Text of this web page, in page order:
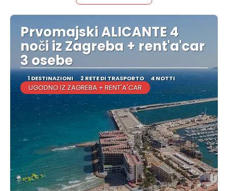
Prvomajski ALICANTE 4
noči iz Zagreba + rent'a'car
3 osebe
1 DESTINAZIONI 2 RETE DI TRASPORTO 4 NOTTI
UGODNO IZ ZAGREBA + RENT'A'CAR